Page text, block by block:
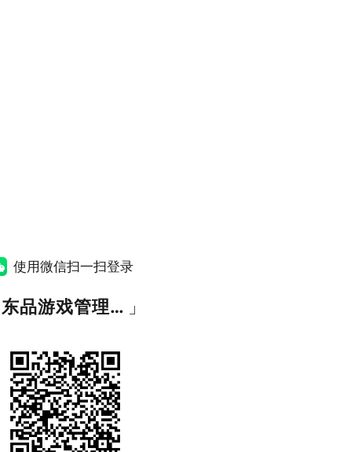
使用微信扫一扫登录
东品游戏管理后台 」